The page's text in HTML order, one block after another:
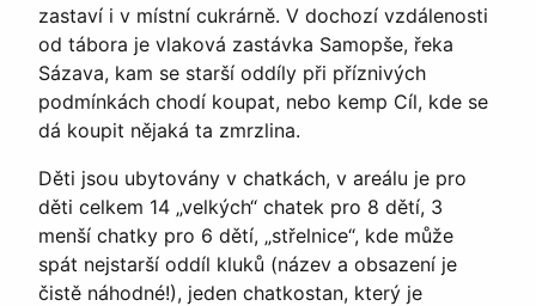
zastaví i v místní cukrárně. V dochozí vzdálenosti
od tábora je vlaková zastávka Samopše, řeka
Sázava, kam se starší oddíly při příznivých
podmínkách chodí koupat, nebo kemp Cíl, kde se
dá koupit nějaká ta zmrzlina.
Děti jsou ubytovány v chatkách, v areálu je pro
děti celkem 14 „velkých“ chatek pro 8 dětí, 3
menší chatky pro 6 dětí, „střelnice“, kde může
spát nejstarší oddíl kluků (název a obsazení je
čistě náhodné!), jeden chatkostan, který je